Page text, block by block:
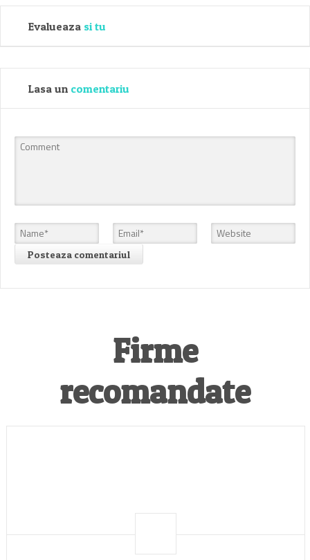
Evalueaza si tu
Lasa un comentariu
Firme
recomandate